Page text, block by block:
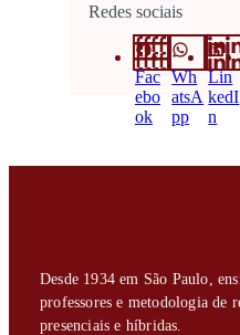
Redes sociais
Fac
ebo
ok
Wh
atsA
pp
Lin
kedI
n
Desde 1934 em São Paulo,
professores e metodologia de
presenciais e híbridas.